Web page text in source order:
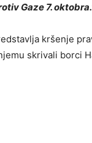
Gaze 7.
kršenje
skrivali borci